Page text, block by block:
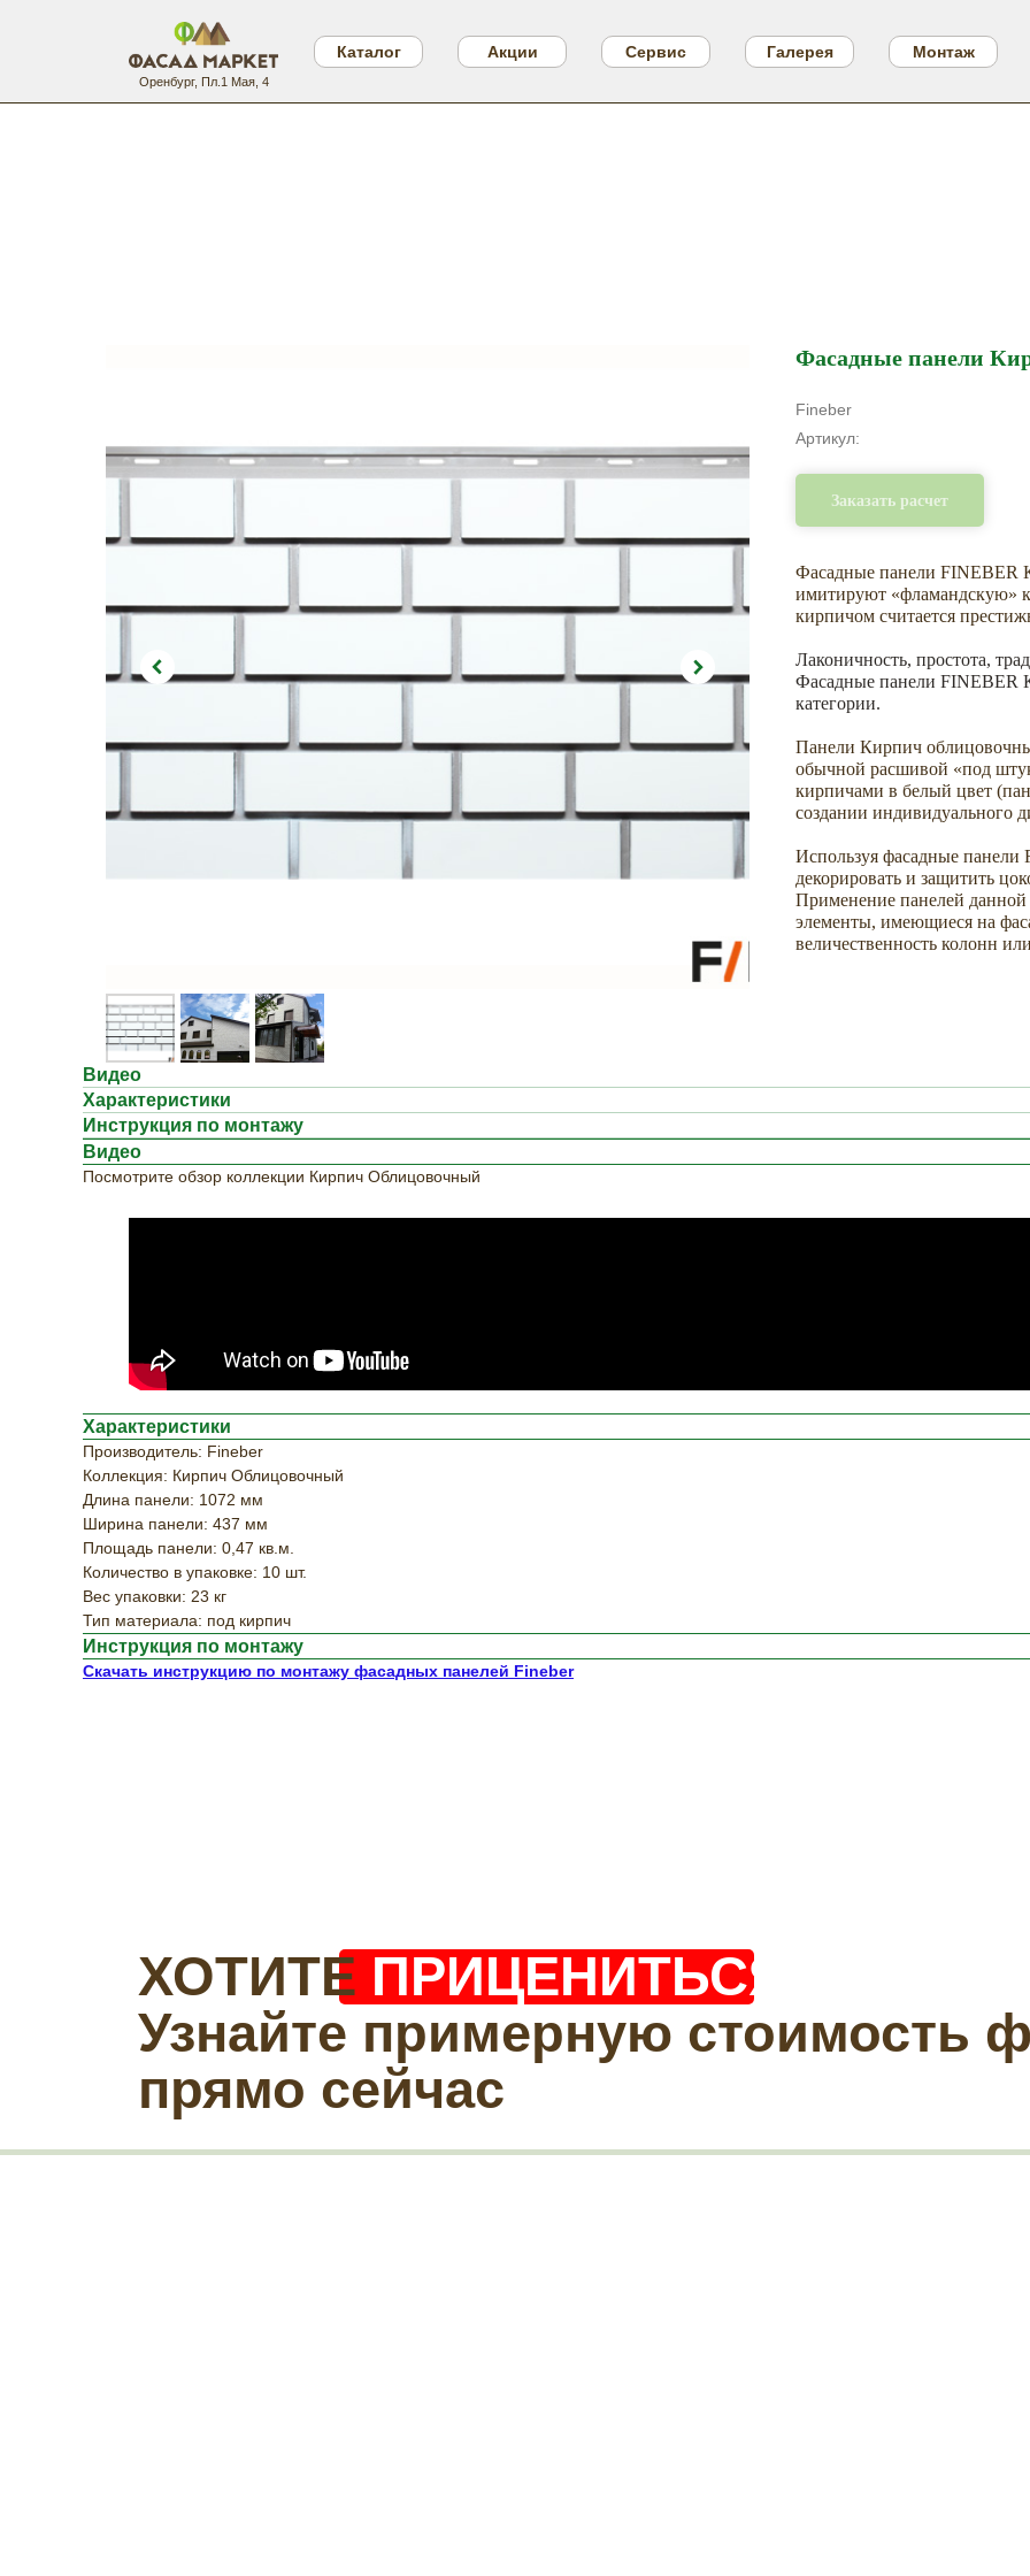
Галерея
Каталог Акции Монтаж
Сервис
Оренбург, Пл.1 Мая, 4
Фасадные панели
Fineber
Артикул:
Заказать расчет
Фасадные панели FINEBER
имитируют «фламандскую»
кирпичом считается
Лаконичность, простота,
Фасадные панели FINEBER
категории.
Панели Кирпич
обычной расшивой «под
кирпичами в белый цвет
создании индивидуального
Используя фасадные
декорировать и защитить
Применение панелей данной
элементы, имеющиеся на
величественность колонн
Видео
Характеристики
Инструкция по монтажу
Видео
Посмотрите обзор коллекции Кирпич Облицовочный
Характеристики
Производитель: Fineber
Коллекция: Кирпич Облицовочный
Длина панели: 1072 мм
Ширина панели: 437 мм
Площадь панели: 0,47 кв.м.
Количество в упаковке: 10 шт.
Вес упаковки: 23 кг
Тип материала: под кирпич
Инструкция по монтажу
Скачать инструкцию по монтажу фасадных панелей Fineber
ХОТИТЕ ПРИЦЕНИТЬСЯ?
Узнайте примерную стоимость
прямо сейчас